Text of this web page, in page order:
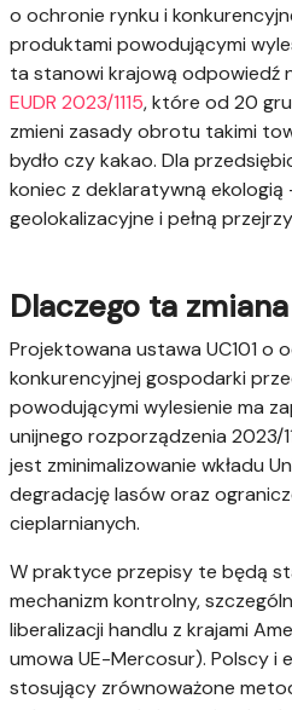
o ochronie rynku i
produktami powodującymi
ta stanowi krajową odpowiedź
EUDR 2023/1115, które od 20
zmieni zasady obrotu takimi
bydło czy kakao. Dla
koniec z deklaratywną
geolokalizacyjne i pełną
Dlaczego ta
Projektowana ustawa UC101 o
konkurencyjnej gospodarki
powodującymi wylesienie ma
unijnego rozporządzenia 2023/
jest zminimalizowanie wkładu
degradację lasów oraz
cieplarnianych.
W praktyce przepisy te będą
mechanizm kontrolny,
liberalizacji handlu z krajami
umowa UE-Mercosur). Polscy i
stosujący zrównoważone